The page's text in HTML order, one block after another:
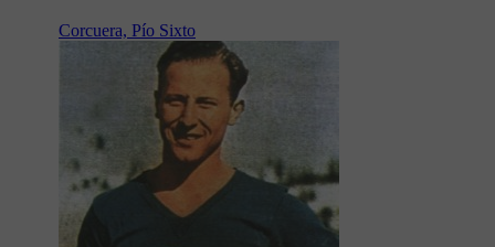
Corcuera, Pío Sixto